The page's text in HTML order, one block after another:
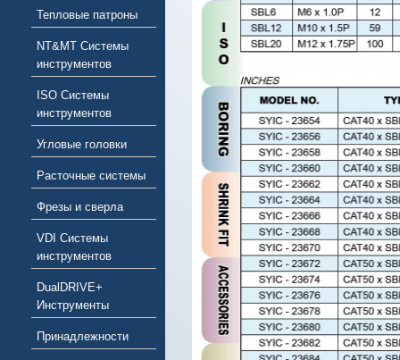
Тепловые патроны
NT&MT Системы
инструментов
ISO Системы
инструментов
Угловые головки
Расточные системы
Фрезы и сверла
VDI Системы
инструментов
DualDRIVE+
Инструменты
Принадлежности